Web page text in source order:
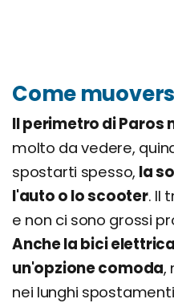
Come
Il perimetro di Paros
molto da vedere,
spostarti spesso, la
l'auto o lo scooter. Il
e non ci sono grossi
Anche la bici
un'opzione comoda,
nei lunghi